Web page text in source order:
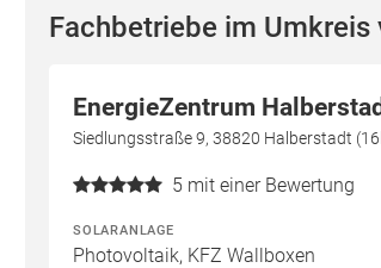
Fachbetriebe im
EnergieZentrum
Siedlungsstraße 9, 38820 Halberstadt
5 mit einer Bewertung
SOLARANLAGE
Photovoltaik, KFZ Wallboxen